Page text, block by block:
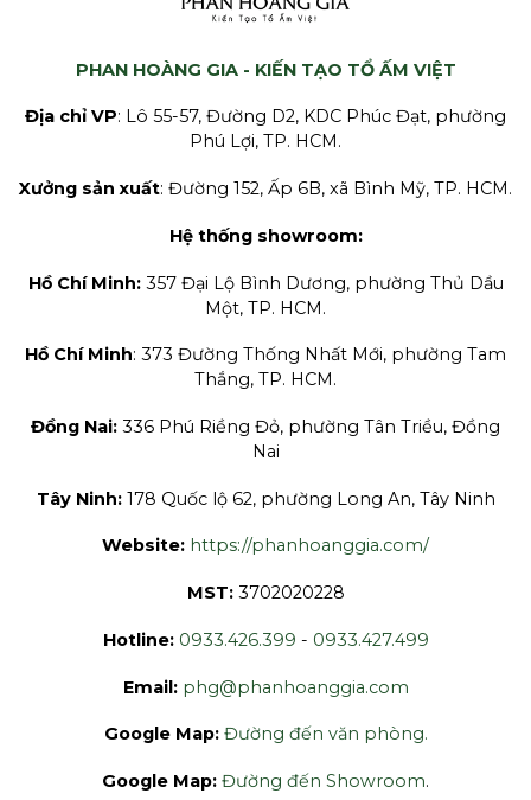
PHAN HOÀNG GIA - KIẾN TẠO TỔ ẤM VIỆT
Địa chỉ VP: Lô 55-57, Đường D2, KDC Phúc Đạt, phường
Phú Lợi, TP. HCM.
Xưởng sản xuất: Đường 152, Ấp 6B, xã Bình Mỹ, TP. HCM.
Hệ thống showroom:
Hồ Chí Minh:357 Đại Lộ Bình Dương, phường Thủ Dầu
Một, TP. HCM.
Hồ Chí Minh: 373 Đường Thống Nhất Mới, phường Tam
Thắng, TP. HCM.
Đồng Nai: 336 Phú Riềng Đỏ, phường Tân Triều, Đồng
Nai
Tây Ninh:178 Quốc lộ 62, phường Long An, Tây Ninh
Website: https://phanhoanggia.com/
MST:3702020228
Hotline: 0933.426.399 - 0933.427.499
Email: phg@phanhoanggia.com
Google Map: Đường đến văn phòng.
Google Map: Đường đến Showroom.